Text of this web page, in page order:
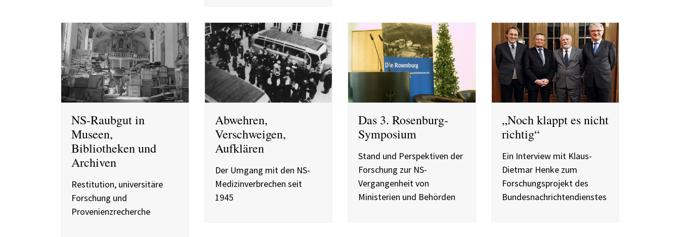
NS-Raubgut in
Museen,
Bibliotheken und
Archiven
Restitution, universitäre
Forschung und
Provenienzrecherche
Abwehren,
Verschweigen,
Aufklären
Der Umgang mit den NS-
Medizinverbrechen seit
1945
Das 3. Rosenburg-
Symposium
Stand und Perspektiven der
Forschung zur NS-
Vergangenheit von
Ministerien und Behörden
„Noch klappt es nicht
richtig“
Ein Interview mit Klaus-
Dietmar Henke zum
Forschungsprojekt des
Bundesnachrichtendienstes